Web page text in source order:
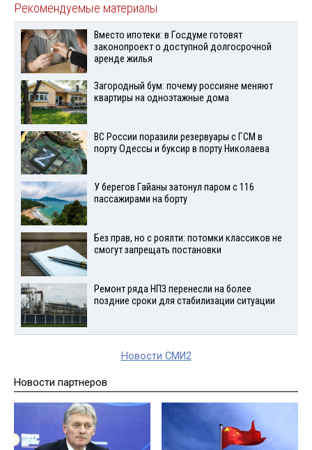
Рекомендуемые материалы
Вместо ипотеки: в Госдуме готовят
законопроект о доступной долгосрочной
аренде жилья
Загородный бум: почему россияне меняют
квартиры на одноэтажные дома
ВС России поразили резервуары с ГСМ в
порту Одессы и буксир в порту Николаева
У берегов Гайаны затонул паром с 116
пассажирами на борту
Без прав, но с роялти: потомки классиков не
смогут запрещать постановки
Ремонт ряда НПЗ перенесли на более
поздние сроки для стабилизации ситуации
Новости СМИ2
Новости партнеров